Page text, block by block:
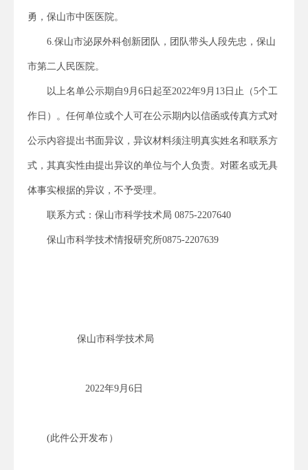
勇，保山市中医医院。
6.保山市泌尿外科创新团队，团队带头人段先忠，保山
市第二人民医院。
以上名单公示期自9月6日起至2022年9月13日止（5个工
作日）。任何单位或个人可在公示期内以信函或传真方式对
公示内容提出书面异议，异议材料须注明真实姓名和联系方
式，其真实性由提出异议的单位与个人负责。对匿名或无具
体事实根据的异议，不予受理。
联系方式：保山市科学技术局 0875-2207640
保山市科学技术情报研究所0875-2207639
保山市科学技术局
2022年9月6日
(此件公开发布）